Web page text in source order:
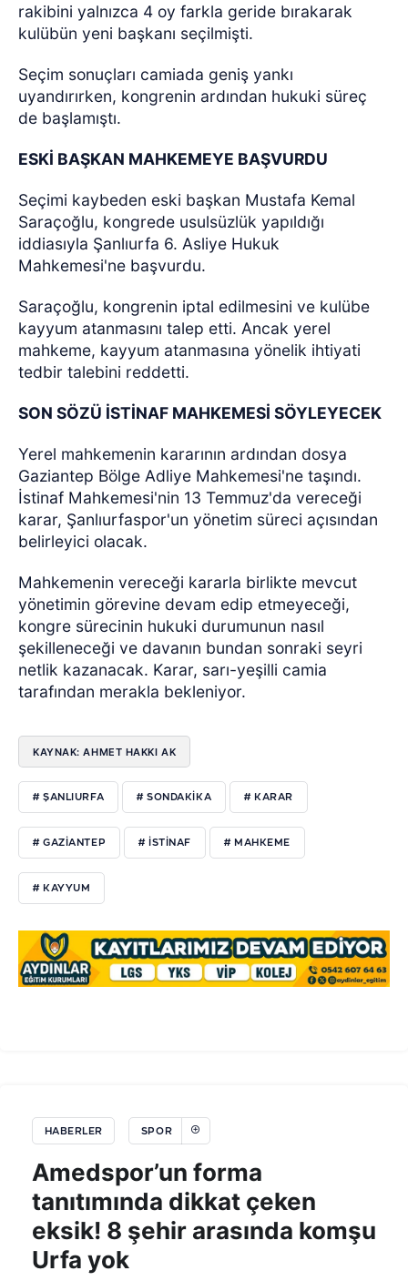
rakibini yalnızca 4 oy farkla geride bırakarak
kulübün yeni başkanı seçilmişti.
Seçim sonuçları camiada geniş yankı
uyandırırken, kongrenin ardından hukuki süreç
de başlamıştı.
ESKİ BAŞKAN MAHKEMEYE BAŞVURDU
Seçimi kaybeden eski başkan Mustafa Kemal
Saraçoğlu, kongrede usulsüzlük yapıldığı
iddiasıyla Şanlıurfa 6. Asliye Hukuk
Mahkemesi'ne başvurdu.
Saraçoğlu, kongrenin iptal edilmesini ve kulübe
kayyum atanmasını talep etti. Ancak yerel
mahkeme, kayyum atanmasına yönelik ihtiyati
tedbir talebini reddetti.
SON SÖZÜ İSTİNAF MAHKEMESİ SÖYLEYECEK
Yerel mahkemenin kararının ardından dosya
Gaziantep Bölge Adliye Mahkemesi'ne taşındı.
İstinaf Mahkemesi'nin 13 Temmuz'da vereceği
karar, Şanlıurfaspor'un yönetim süreci açısından
belirleyici olacak.
Mahkemenin vereceği kararla birlikte mevcut
yönetimin görevine devam edip etmeyeceği,
kongre sürecinin hukuki durumunun nasıl
şekilleneceği ve davanın bundan sonraki seyri
netlik kazanacak. Karar, sarı-yeşilli camia
tarafından merakla bekleniyor.
KAYNAK: AHMET HAKKI AK
# ŞANLIURFA # SONDAKIKA # KARAR
# GAZIANTEP # ISTINAF # MAHKEME
# KAYYUM
HABERLER SPOR
Amedspor’un forma
tanıtımında dikkat çeken
eksik! 8 şehir arasında komşu
Urfa yok